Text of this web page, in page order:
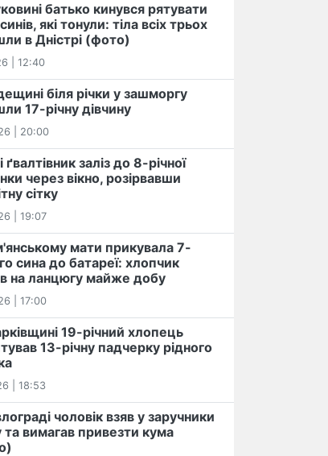
батько кинувся рятувати
які тонули: тіла всіх трьох
в Дністрі (фото)
| 12:40
біля річки у зашморгу
17-річну дівчину
| 20:00
ґвалтівник заліз до 8-річної
через вікно, розірвавши
сітку
| 19:07
мати прикувала 7-
сина до батареї: хлопчик
на ланцюгу майже добу
| 17:00
19-річний хлопець​
13-річну падчерку рідного
| 18:53
чоловік взяв у заручники
та вимагав привезти кума